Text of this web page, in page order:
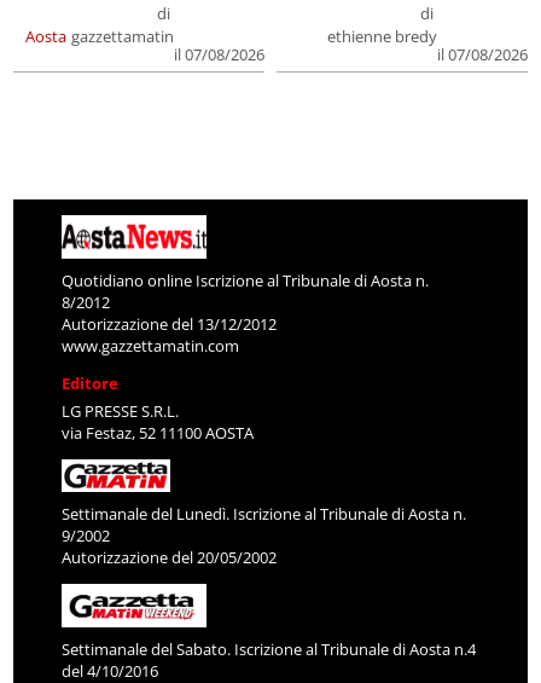
Aosta
di
gazzettamatin
il 07/08/2026
di
ethienne bredy
il 07/08/2026
Quotidiano online Iscrizione al Tribunale di Aosta n.
8/2012
Autorizzazione del 13/12/2012
www.gazzettamatin.com
Editore
LG PRESSE S.R.L.
via Festaz, 52 11100 AOSTA
Settimanale del Lunedì. Iscrizione al Tribunale di Aosta n.
9/2002
Autorizzazione del 20/05/2002
Settimanale del Sabato. Iscrizione al Tribunale di Aosta n.4
del 4/10/2016